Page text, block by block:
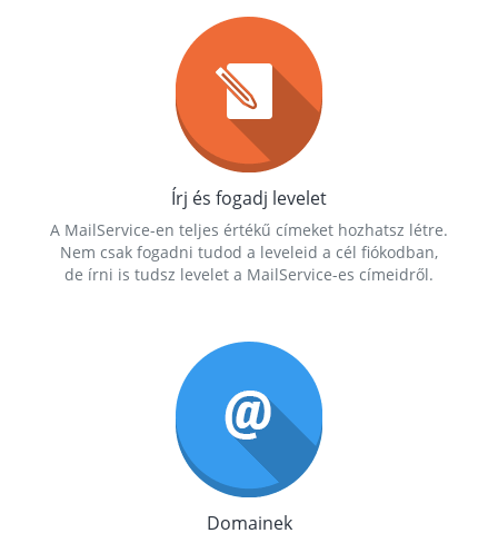
Írj és fogadj levelet
A MailService-en teljes értékű címeket hozhatsz létre.
Nem csak fogadni tudod a leveleid a cél fiókodban,
de írni is tudsz levelet a MailService-es címeidről.
Domainek